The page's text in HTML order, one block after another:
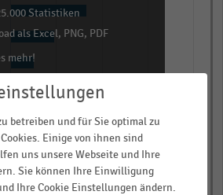
Anteil der befragten Händler in Prozent
0,00 0,25 0,50
© Handelsdaten 2026
Statistiken
als Excel, PNG, PDF
mehr!
INFORMIEREN
betreiben und für Sie optimal zu
Einige von ihnen sind
uns unsere Webseite und Ihre
Sie können Ihre Einwilligung
Ihre Cookie Einstellungen ändern.